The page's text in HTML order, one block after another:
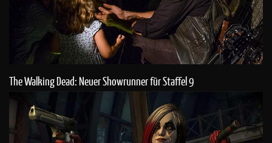
The Walking Dead: Neuer Showrunner für Staffel 9